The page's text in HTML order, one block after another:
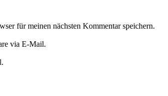
für meinen nächsten Kommentar speichern.
via E-Mail.